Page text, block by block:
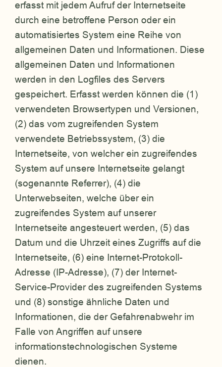
erfasst mit jedem Aufruf der Internetseite
durch eine betroffene Person oder ein
automatisiertes System eine Reihe von
allgemeinen Daten und Informationen. Diese
allgemeinen Daten und Informationen
werden in den Logfiles des Servers
gespeichert. Erfasst werden können die (1)
verwendeten Browsertypen und Versionen,
(2) das vom zugreifenden System
verwendete Betriebssystem, (3) die
Internetseite, von welcher ein zugreifendes
System auf unsere Internetseite gelangt
(sogenannte Referrer), (4) die
Unterwebseiten, welche über ein
zugreifendes System auf unserer
Internetseite angesteuert werden, (5) das
Datum und die Uhrzeit eines Zugriffs auf die
Internetseite, (6) eine Internet-Protokoll-
Adresse (IP-Adresse), (7) der Internet-
Service-Provider des zugreifenden Systems
und (8) sonstige ähnliche Daten und
Informationen, die der Gefahrenabwehr im
Falle von Angriffen auf unsere
informationstechnologischen Systeme
dienen.